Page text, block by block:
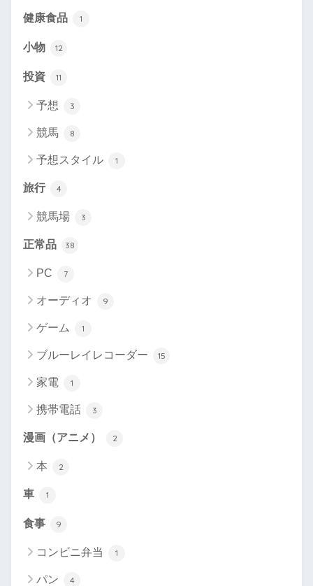
健康食品 1
小物 12
投資 11
予想 3
競馬 8
予想スタイル 1
旅行 4
競馬場 3
正常品 38
PC 7
オーディオ 9
ゲーム 1
ブルーレイレコーダー 15
家電 1
携帯電話 3
漫画（アニメ） 2
本 2
車 1
食事 9
コンビニ弁当 1
パン 4